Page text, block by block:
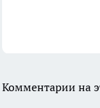
Комментарии на